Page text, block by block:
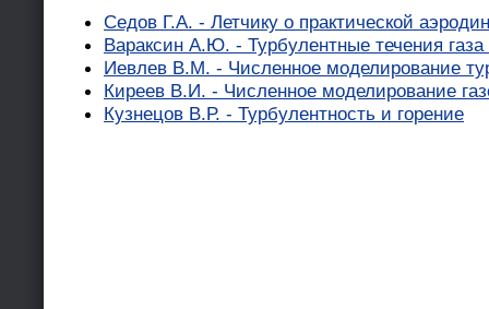
Седов Г.А. - Летчику о практической
Вараксин А.Ю. - Турбулентные течения
Иевлев В.М. - Численное моделирование
Киреев В.И. - Численное моделирование
Кузнецов В.Р. - Турбулентность и горение